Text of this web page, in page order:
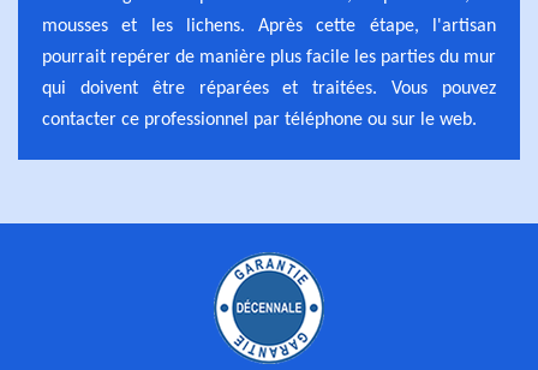
mousses et les lichens. Après cette étape, l'artisan
pourrait repérer de manière plus facile les parties du mur
qui doivent être réparées et traitées. Vous pouvez
contacter ce professionnel par téléphone ou sur le web.